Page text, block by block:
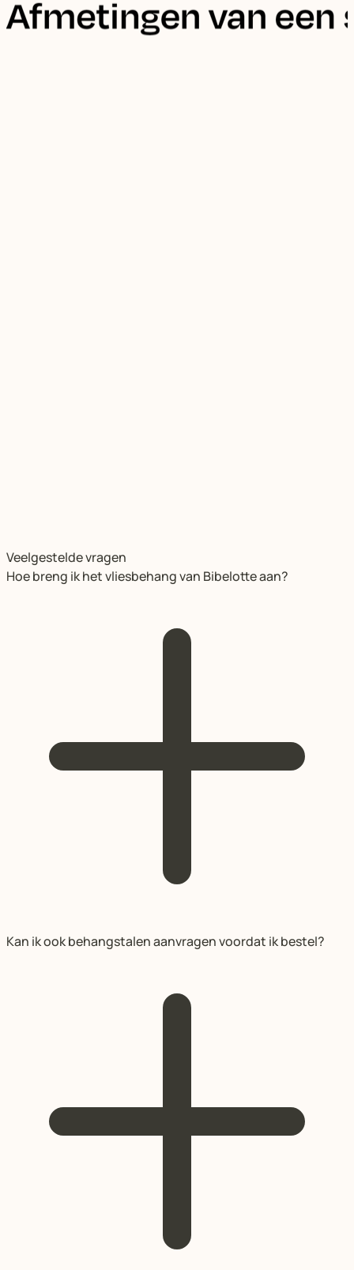
Veelgestelde vragen
Hoe breng ik het vliesbehang van Bibelotte aan?
Kan ik ook behangstalen aanvragen voordat ik bestel?